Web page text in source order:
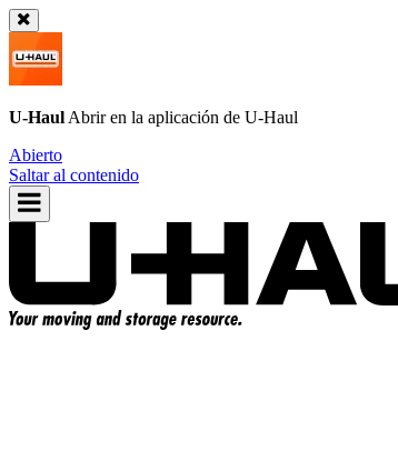
U-Haul Abrir en la aplicación de U-Haul
Abierto
Saltar al contenido